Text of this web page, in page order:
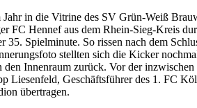
in die Vitrine des SV Grün-Weiß
FC Hennef aus dem Rhein-Sieg-Kreis
35. Spielminute. So rissen nach dem
stellten sich die Kicker
Innenraum zurück. Vor der
Geschäftsführer des 1. FC
übertragen.